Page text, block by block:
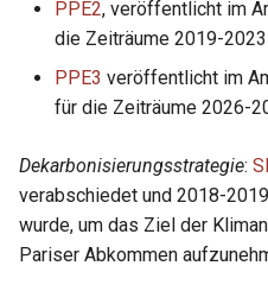
a
l
Elektromobilität
Atomkraft
Treibhausgasemissionen
Außenhandel
PPE2, veröffentlicht im
die Zeiträume 2019-
PPE3 veröffentlicht im
für die Zeiträume 2026-
Dekarbonisierungsstrategie:
verabschiedet und 2018-
wurde, um das Ziel der
Pariser Abkommen